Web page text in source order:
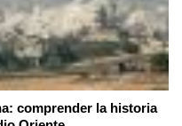
comprender la historia